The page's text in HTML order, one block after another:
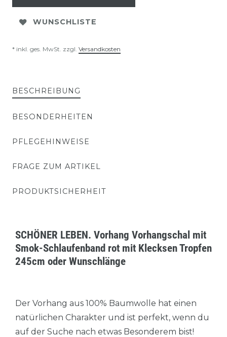
WUNSCHLISTE
* inkl. ges. MwSt. zzgl. Versandkosten
BESCHREIBUNG
BESONDERHEITEN
PFLEGEHINWEISE
FRAGE ZUM ARTIKEL
PRODUKTSICHERHEIT
SCHÖNER LEBEN. Vorhang Vorhangschal mit
Smok-Schlaufenband rot mit Klecksen Tropfen
245cm oder Wunschlänge
Der Vorhang aus 100% Baumwolle hat einen
natürlichen Charakter und ist perfekt, wenn du
auf der Suche nach etwas Besonderem bist!